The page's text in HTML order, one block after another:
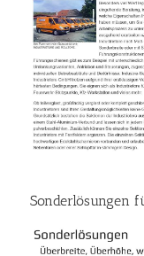
Sonderlösungen